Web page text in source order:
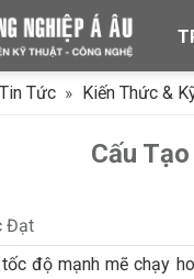
Tin Tức » Kiến Thức &
Cấu
Đạt
độ mạnh mẽ chạy